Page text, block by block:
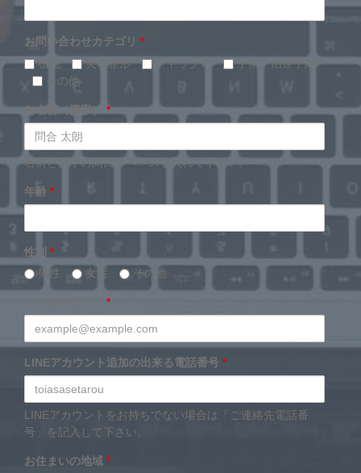
お問い合わせカテゴリ *
植毛
美容整形 デトックス
手術・治療予約
その他
お名前（漢字） *
名前と苗字の間にスペースを入れて下さい。
年齢 *
性別 *
男性
女性 その他
*
LINEアカウント追加の出来る電話番号 *
LINEアカウントをお持ちでない場合は「ご連絡先電話番
号」を記入して下さい。
お住まいの地域 *